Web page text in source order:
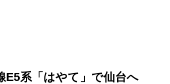
E5系「はやて」で仙台へ